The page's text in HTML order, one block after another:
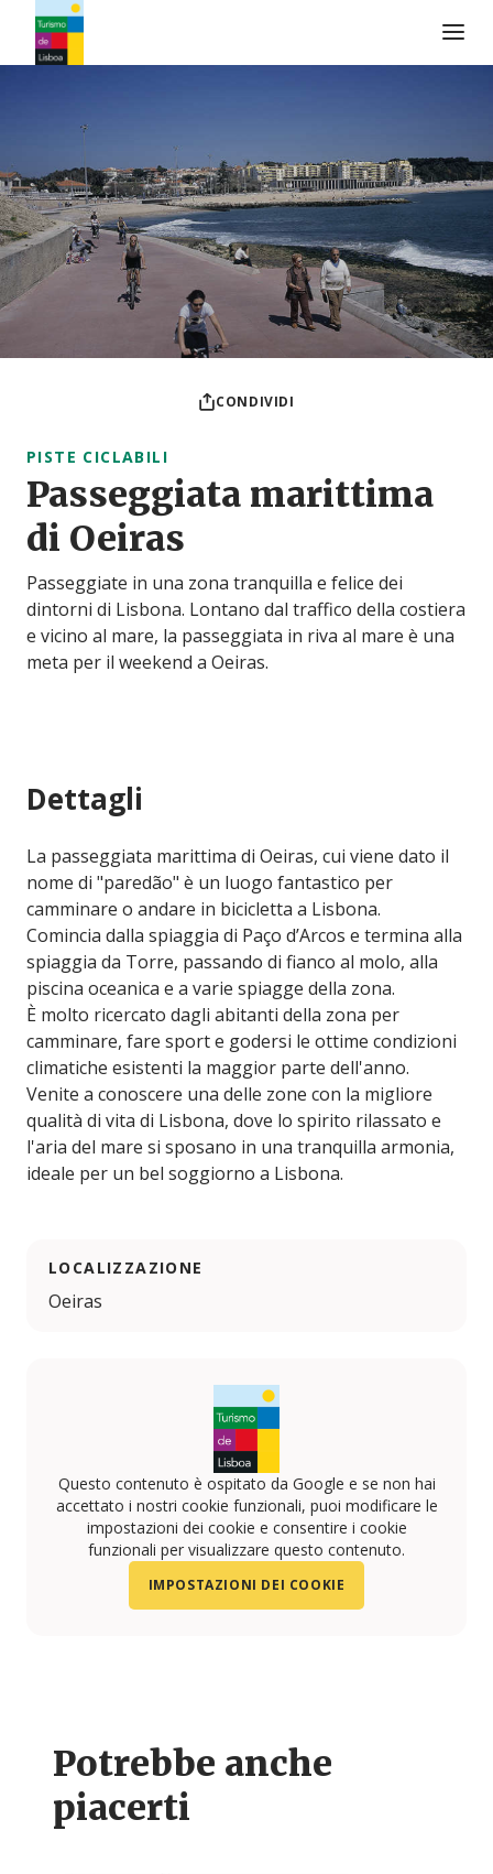
CONDIVIDI
PISTE CICLABILI
Passeggiata marittima
di Oeiras
Passeggiate in una zona tranquilla e felice dei
dintorni di Lisbona. Lontano dal traffico della costiera
e vicino al mare, la passeggiata in riva al mare è una
meta per il weekend a Oeiras.
Dettagli
La passeggiata marittima di Oeiras, cui viene dato il
nome di "paredão" è un luogo fantastico per
camminare o andare in bicicletta a Lisbona.
Comincia dalla spiaggia di Paço d’Arcos e termina alla
spiaggia da Torre, passando di fianco al molo, alla
piscina oceanica e a varie spiagge della zona.
È molto ricercato dagli abitanti della zona per
camminare, fare sport e godersi le ottime condizioni
climatiche esistenti la maggior parte dell'anno.
Venite a conoscere una delle zone con la migliore
qualità di vita di Lisbona, dove lo spirito rilassato e
l'aria del mare si sposano in una tranquilla armonia,
ideale per un bel soggiorno a Lisbona.
LOCALIZZAZIONE
Oeiras
Questo contenuto è ospitato da Google e se non hai
accettato i nostri cookie funzionali, puoi modificare le
impostazioni dei cookie e consentire i cookie
funzionali per visualizzare questo contenuto.
IMPOSTAZIONI DEI COOKIE
Potrebbe anche
piacerti